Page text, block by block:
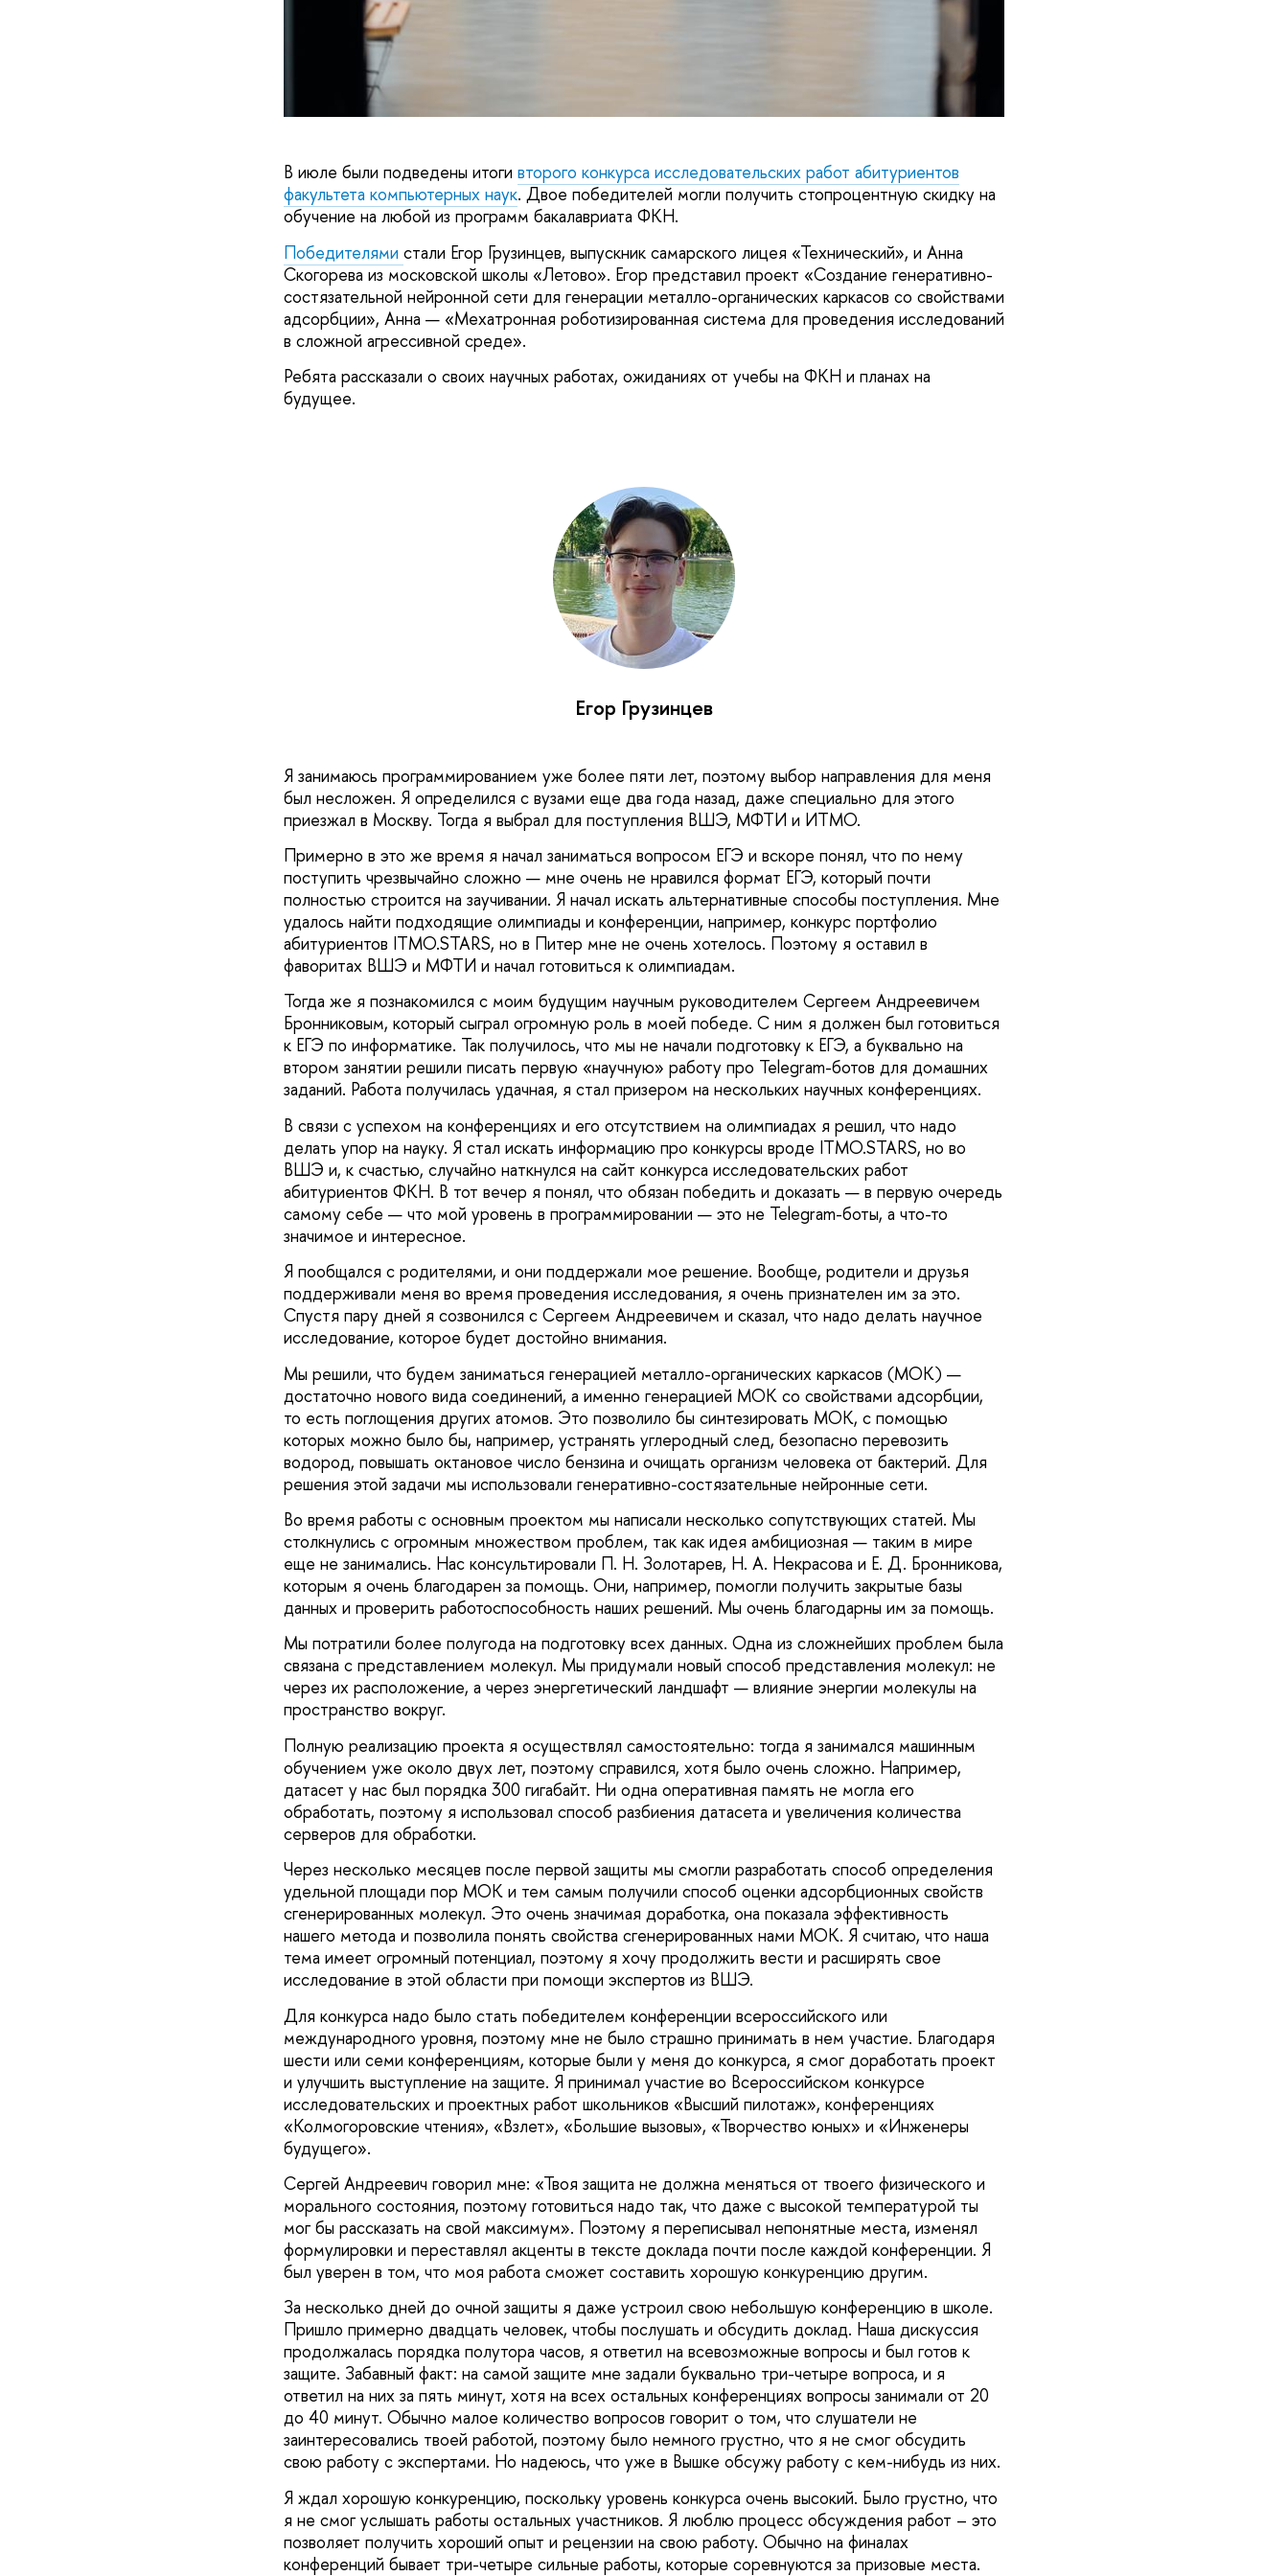
В июле были подведены итоги второго конкурса исследовательских работ абитуриентов
факультета компьютерных наук. Двое победителей могли получить стопроцентную скидку на
обучение на любой из программ бакалавриата ФКН.
Победителями стали Егор Грузинцев, выпускник самарского лицея «Технический», и Анна
Скогорева из московской школы «Летово». Егор представил проект «Создание генеративно-
состязательной нейронной сети для генерации металло-органических каркасов со свойствами
адсорбции», Анна — «Мехатронная роботизированная система для проведения исследований
в сложной агрессивной среде».
Ребята рассказали о своих научных работах, ожиданиях от учебы на ФКН и планах на
будущее.
Егор Грузинцев
Я занимаюсь программированием уже более пяти лет, поэтому выбор направления для меня
был несложен. Я определился с вузами еще два года назад, даже специально для этого
приезжал в Москву. Тогда я выбрал для поступления ВШЭ, МФТИ и ИТМО.
Примерно в это же время я начал заниматься вопросом ЕГЭ и вскоре понял, что по нему
поступить чрезвычайно сложно — мне очень не нравился формат ЕГЭ, который почти
полностью строится на заучивании. Я начал искать альтернативные способы поступления. Мне
удалось найти подходящие олимпиады и конференции, например, конкурс портфолио
абитуриентов ITMO.STARS, но в Питер мне не очень хотелось. Поэтому я оставил в
фаворитах ВШЭ и МФТИ и начал готовиться к олимпиадам.
Тогда же я познакомился с моим будущим научным руководителем Сергеем Андреевичем
Бронниковым, который сыграл огромную роль в моей победе. С ним я должен был готовиться
к ЕГЭ по информатике. Так получилось, что мы не начали подготовку к ЕГЭ, а буквально на
втором занятии решили писать первую «научную» работу про Telegram-ботов для домашних
заданий. Работа получилась удачная, я стал призером на нескольких научных конференциях.
В связи с успехом на конференциях и его отсутствием на олимпиадах я решил, что надо
делать упор на науку. Я стал искать информацию про конкурсы вроде ITMO.STARS, но во
ВШЭ и, к счастью, случайно наткнулся на сайт конкурса исследовательских работ
абитуриентов ФКН. В тот вечер я понял, что обязан победить и доказать — в первую очередь
самому себе — что мой уровень в программировании — это не Telegram-боты, а что-то
значимое и интересное.
Я пообщался с родителями, и они поддержали мое решение. Вообще, родители и друзья
поддерживали меня во время проведения исследования, я очень признателен им за это.
Спустя пару дней я созвонился с Сергеем Андреевичем и сказал, что надо делать научное
исследование, которое будет достойно внимания.
Мы решили, что будем заниматься генерацией металло-органических каркасов (МОК) —
достаточно нового вида соединений, а именно генерацией МОК со свойствами адсорбции,
то есть поглощения других атомов. Это позволило бы синтезировать МОК, с помощью
которых можно было бы, например, устранять углеродный след, безопасно перевозить
водород, повышать октановое число бензина и очищать организм человека от бактерий. Для
решения этой задачи мы использовали генеративно-состязательные нейронные сети.
Во время работы с основным проектом мы написали несколько сопутствующих статей. Мы
столкнулись с огромным множеством проблем, так как идея амбициозная — таким в мире
еще не занимались. Нас консультировали П. Н. Золотарев, Н. А. Некрасова и Е. Д. Бронникова,
которым я очень благодарен за помощь. Они, например, помогли получить закрытые базы
данных и проверить работоспособность наших решений. Мы очень благодарны им за помощь.
Мы потратили более полугода на подготовку всех данных. Одна из сложнейших проблем была
связана с представлением молекул. Мы придумали новый способ представления молекул: не
через их расположение, а через энергетический ландшафт — влияние энергии молекулы на
пространство вокруг.
Полную реализацию проекта я осуществлял самостоятельно: тогда я занимался машинным
обучением уже около двух лет, поэтому справился, хотя было очень сложно. Например,
датасет у нас был порядка 300 гигабайт. Ни одна оперативная память не могла его
обработать, поэтому я использовал способ разбиения датасета и увеличения количества
серверов для обработки.
Через несколько месяцев после первой защиты мы смогли разработать способ определения
удельной площади пор МОК и тем самым получили способ оценки адсорбционных свойств
сгенерированных молекул. Это очень значимая доработка, она показала эффективность
нашего метода и позволила понять свойства сгенерированных нами МОК. Я считаю, что наша
тема имеет огромный потенциал, поэтому я хочу продолжить вести и расширять свое
исследование в этой области при помощи экспертов из ВШЭ.
Для конкурса надо было стать победителем конференции всероссийского или
международного уровня, поэтому мне не было страшно принимать в нем участие. Благодаря
шести или семи конференциям, которые были у меня до конкурса, я смог доработать проект
и улучшить выступление на защите. Я принимал участие во Всероссийском конкурсе
исследовательских и проектных работ школьников «Высший пилотаж», конференциях
«Колмогоровские чтения», «Взлет», «Большие вызовы», «Творчество юных» и «Инженеры
будущего».
Сергей Андреевич говорил мне: «Твоя защита не должна меняться от твоего физического и
морального состояния, поэтому готовиться надо так, что даже с высокой температурой ты
мог бы рассказать на свой максимум». Поэтому я переписывал непонятные места, изменял
формулировки и переставлял акценты в тексте доклада почти после каждой конференции. Я
был уверен в том, что моя работа сможет составить хорошую конкуренцию другим.
За несколько дней до очной защиты я даже устроил свою небольшую конференцию в школе.
Пришло примерно двадцать человек, чтобы послушать и обсудить доклад. Наша дискуссия
продолжалась порядка полутора часов, я ответил на всевозможные вопросы и был готов к
защите. Забавный факт: на самой защите мне задали буквально три-четыре вопроса, и я
ответил на них за пять минут, хотя на всех остальных конференциях вопросы занимали от 20
до 40 минут. Обычно малое количество вопросов говорит о том, что слушатели не
заинтересовались твоей работой, поэтому было немного грустно, что я не смог обсудить
свою работу с экспертами. Но надеюсь, что уже в Вышке обсужу работу с кем-нибудь из них.
Я ждал хорошую конкуренцию, поскольку уровень конкурса очень высокий. Было грустно, что
я не смог услышать работы остальных участников. Я люблю процесс обсуждения работ – это
позволяет получить хороший опыт и рецензии на свою работу. Обычно на финалах
конференций бывает три-четыре сильные работы, которые соревнуются за призовые места.